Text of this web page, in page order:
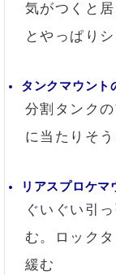
気がつくと
とやっぱり
タンクマウント
分割タンク
に当たりそ
リアスプロケマ
ぐいぐい引
む。ロック
緩む